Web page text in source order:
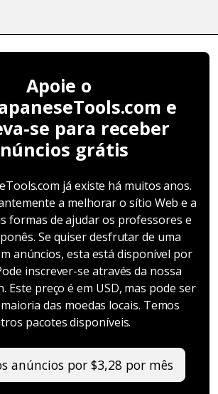
Apoie o
e
se para receber
grátis
já existe há muitos anos.
a melhorar o sítio Web e a
formas de ajudar os professores e
Se quiser desfrutar de uma
anúncios, esta está disponível por
inscrever-se através da nossa
Este preço é em USD, mas pode ser
das moedas locais. Temos
pacotes disponíveis.
anúncios por $3,28 por mês